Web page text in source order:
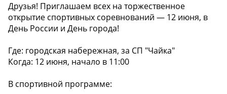
Друзья! Приглашаем всех на торжественное
открытие спортивных соревнований — 12 июня, в
День России и День города!
Где: городская набережная, за СП "Чайка"
Когда: 12 июня, начало в 11:00
️В спортивной программе: